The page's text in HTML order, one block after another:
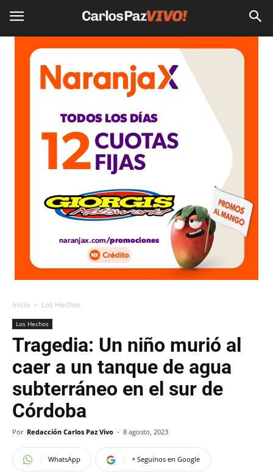
Inicio Los Hechos
Los Hechos
Tragedia: Un niño murió al
caer a un tanque de agua
subterráneo en el sur de
Córdoba
Por Redacción Carlos Paz Vivo - 8 agosto, 2023
WhatsApp + Seguinos en Google